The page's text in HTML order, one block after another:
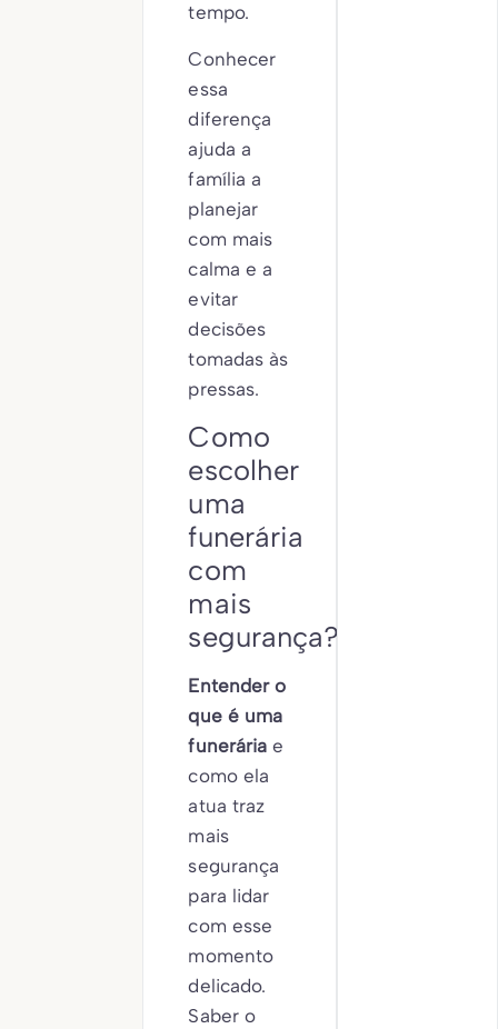
tempo.
Conhecer
essa
diferença
ajuda a
família a
planejar
com mais
calma e a
evitar
decisões
tomadas às
pressas.
Como
escolher
uma
funerária
com
mais
segurança?
Entender o
que é uma
funerária e
como ela
atua traz
mais
segurança
para lidar
com esse
momento
delicado.
Saber o